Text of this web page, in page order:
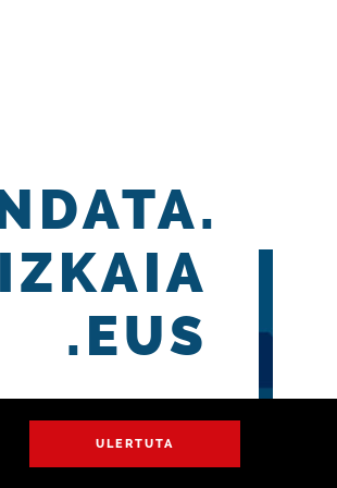
ULERTUTA
.EUS